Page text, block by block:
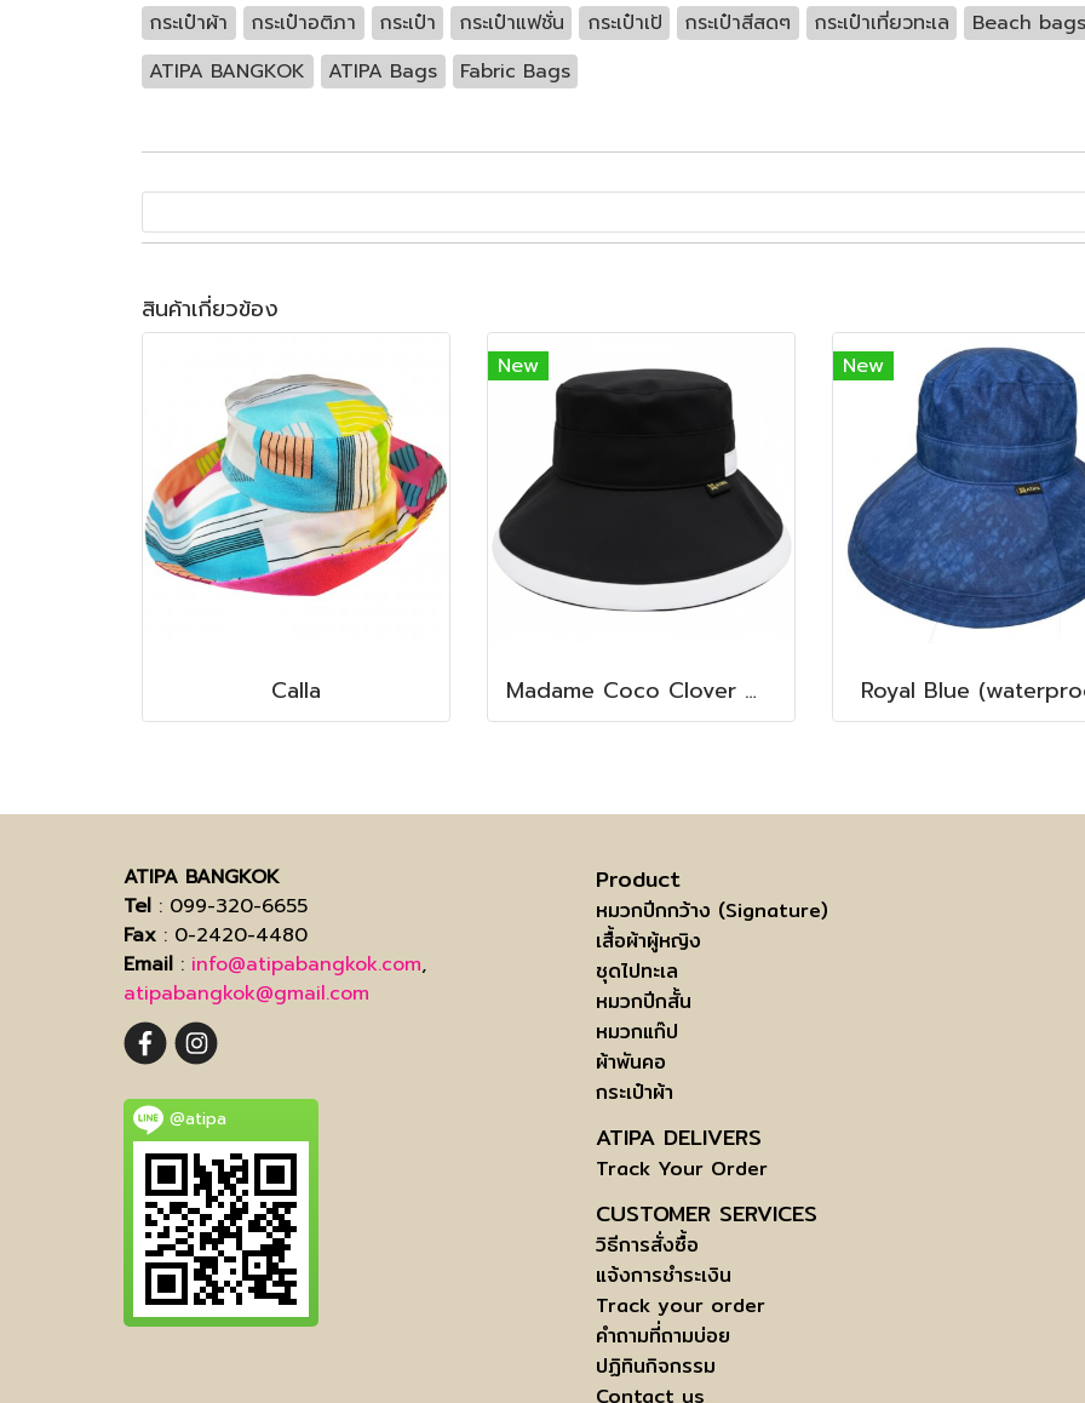
กระเป๋าผ้า กระเป๋าอติภา กระเป๋า กระเป๋าแฟชั่น กระเป๋าเป้ กระเป๋าสีสดๆ กระเป๋าเที่ยวทะเล Beach bags
ATIPA BANGKOK
ATIPA Bags Fabric Bags
สินค้าเกี่ยวข้อง
Calla
New
Madame Coco Clover Waterproof (Misty Black)
New
Royal Blue
ATIPA BANGKOK
Tel : 099-320-6655
Fax : 0-2420-4480
Email : info@atipabangkok.com,
atipabangkok@gmail.com
@atipa
Product
หมวกปีกกว้าง (Signature)
เสื้อผ้าผู้หญิง
ชุดไปทะเล
หมวกปีกสั้น
หมวกแก๊ป
ผ้าพันคอ
กระเป๋าผ้า
ATIPA DELIVERS
Track Your Order
CUSTOMER SERVICES
วิธีการสั่งซื้อ
แจ้งการชำระเงิน
Track your order
คำถามที่ถามบ่อย
ปฏิทินกิจกรรม
Contact us